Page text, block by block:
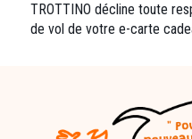
TROTTINO décline toute
de vol de votre e-carte